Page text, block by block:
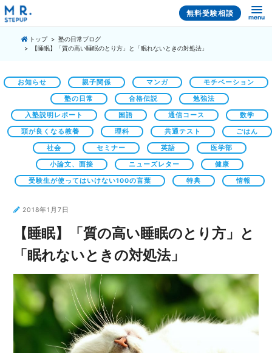
無料受験相談 menu
トップ
塾の日常ブログ
【睡眠】「質の高い睡眠のとり方」と「眠れないときの対処法」
お知らせ 親子関係 マンガ モチベーション
塾の日常 合格伝説 勉強法
入塾説明レポート 国語 通信コース 数学
頭が良くなる教養 理科 共通テスト ごはん
社会 セミナー 英語 医学部
小論文、面接 ニューズレター 健康
受験生が使ってはいけない100の言葉 特典 情報
2018年1月7日
【睡眠】「質の高い睡眠のとり方」と
「眠れないときの対処法」